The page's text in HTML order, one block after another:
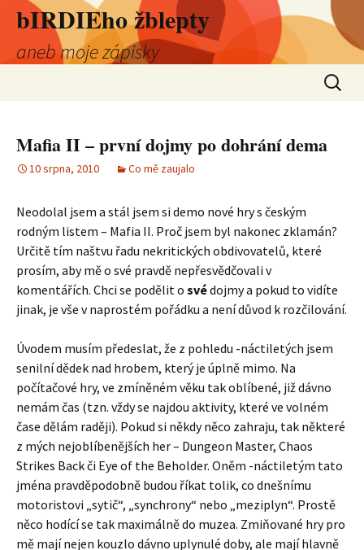
bIRDIEho žblepty
aneb moje zápisky
Mafia II – první dojmy po dohrání dema
10 srpna, 2010 Co mě zaujalo
Neodolal jsem a stál jsem si demo nové hry s českým
rodným listem – Mafia II. Proč jsem byl nakonec zklamán?
Určitě tím naštvu řadu nekritických obdivovatelů, které
prosím, aby mě o své pravdě nepřesvědčovali v
komentářích. Chci se podělit o svédojmy a pokud to vidíte
jinak, je vše v naprostém pořádku a není důvod k rozčilování.
Úvodem musím předeslat, že z pohledu -náctiletých jsem
senilní dědek nad hrobem, který je úplně mimo. Na
počítačové hry, ve zmíněném věku tak oblíbené, již dávno
nemám čas (tzn. vždy se najdou aktivity, které ve volném
čase dělám raději). Pokud si někdy něco zahraju, tak některé
z mých nejoblíbenějších her – Dungeon Master, Chaos
Strikes Back či Eye of the Beholder. Oněm -náctiletým tato
jména pravděpodobně budou říkat tolik, co dnešnímu
motoristovi „sytič“, „synchrony“ nebo „meziplyn“. Prostě
něco hodící se tak maximálně do muzea. Zmiňované hry pro
mě mají nejen kouzlo dávno uplynulé doby, ale mají hlavně